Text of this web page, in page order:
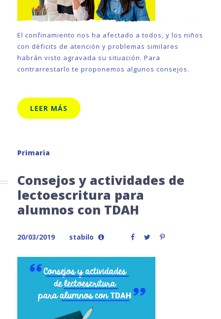
El confinamiento nos ha afectado a todos, y los niños
con déficits de atención y problemas similares
habrán visto agravada su situación. Para
contrarrestarlo te proponemos algunos consejos.
LEER MÁS
Primaria
Consejos y actividades de
lectoescritura para
alumnos con TDAH
20/03/2019 stabilo